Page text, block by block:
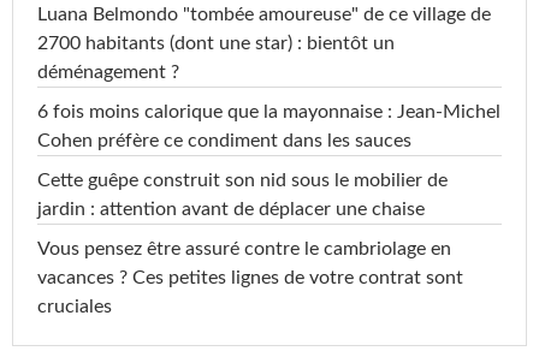
Luana Belmondo "tombée amoureuse" de ce village de
2700 habitants (dont une star) : bientôt un
déménagement ?
6 fois moins calorique que la mayonnaise : Jean-Michel
Cohen préfère ce condiment dans les sauces
Cette guêpe construit son nid sous le mobilier de
jardin : attention avant de déplacer une chaise
Vous pensez être assuré contre le cambriolage en
vacances ? Ces petites lignes de votre contrat sont
cruciales